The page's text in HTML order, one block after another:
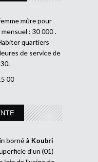
mûre pour
: 30 000 .
quartiers
de service de
00
borné à Koubri
d’un (01)